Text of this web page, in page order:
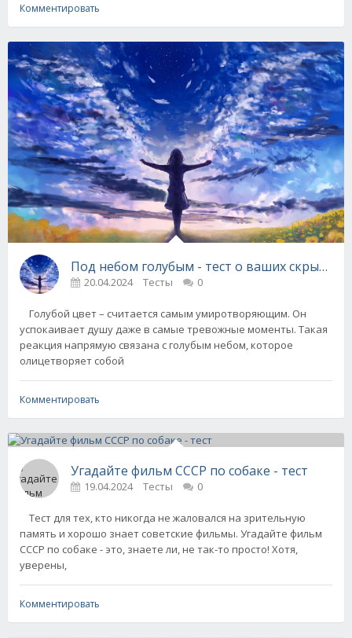
Комментировать
Под небом голубым - тест о ваших скрытых
20.04.2024 Тесты 0
Голубой цвет – считается самым умиротворяющим. Он
успокаивает душу даже в самые тревожные моменты. Такая
реакция напрямую связана с голубым небом, которое
олицетворяет собой
Комментировать
Угадайте фильм СССР по собаке - тест
19.04.2024 Тесты 0
Тест для тех, кто никогда не жаловался на зрительную
память и хорошо знает советские фильмы. Угадайте фильм
СССР по собаке - это, знаете ли, не так-то просто! Хотя,
уверены,
Комментировать